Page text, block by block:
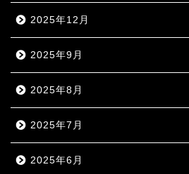
2025年12月
2025年9月
2025年8月
2025年7月
2025年6月